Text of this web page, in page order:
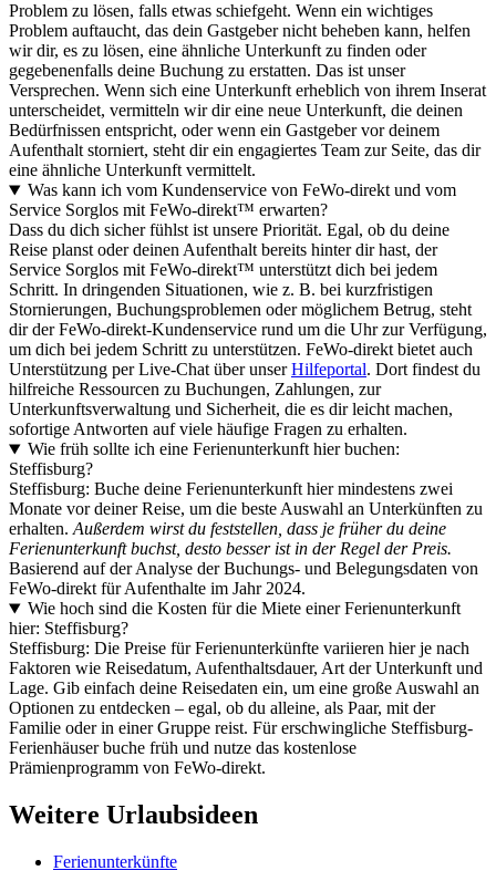
Problem zu lösen, falls etwas schiefgeht. Wenn ein wichtiges
Problem auftaucht, das dein Gastgeber nicht beheben kann, helfen
wir dir, es zu lösen, eine ähnliche Unterkunft zu finden oder
gegebenenfalls deine Buchung zu erstatten. Das ist unser
Versprechen. Wenn sich eine Unterkunft erheblich von ihrem Inserat
unterscheidet, vermitteln wir dir eine neue Unterkunft, die deinen
Bedürfnissen entspricht, oder wenn ein Gastgeber vor deinem
Aufenthalt storniert, steht dir ein engagiertes Team zur Seite, das dir
eine ähnliche Unterkunft vermittelt.
Was kann ich vom Kundenservice von FeWo-direkt und vom
Service Sorglos mit FeWo-direkt™ erwarten?
Dass du dich sicher fühlst ist unsere Priorität. Egal, ob du deine
Reise planst oder deinen Aufenthalt bereits hinter dir hast, der
Service Sorglos mit FeWo-direkt™ unterstützt dich bei jedem
Schritt. In dringenden Situationen, wie z. B. bei kurzfristigen
Stornierungen, Buchungsproblemen oder möglichem Betrug, steht
dir der FeWo-direkt-Kundenservice rund um die Uhr zur Verfügung,
um dich bei jedem Schritt zu unterstützen. FeWo-direkt bietet auch
Unterstützung per Live-Chat über unserHilfeportal. Dort findest du
hilfreiche Ressourcen zu Buchungen, Zahlungen, zur
Unterkunftsverwaltung und Sicherheit, die es dir leicht machen,
sofortige Antworten auf viele häufige Fragen zu erhalten.
Wie früh sollte ich eine Ferienunterkunft hier buchen:
Steffisburg?
Steffisburg: Buche deine Ferienunterkunft hier mindestens zwei
Monate vor deiner Reise, um die beste Auswahl an Unterkünften zu
erhalten. Außerdem wirst du feststellen, dass je früher du deine
Ferienunterkunft buchst, desto besser ist in der Regel der Preis.
Basierend auf der Analyse der Buchungs- und Belegungsdaten von
FeWo-direkt für Aufenthalte im Jahr 2024.
Wie hoch sind die Kosten für die Miete einer Ferienunterkunft
hier: Steffisburg?
Steffisburg: Die Preise für Ferienunterkünfte variieren hier je nach
Faktoren wie Reisedatum, Aufenthaltsdauer, Art der Unterkunft und
Lage. Gib einfach deine Reisedaten ein, um eine große Auswahl an
Optionen zu entdecken – egal, ob du alleine, als Paar, mit der
Familie oder in einer Gruppe reist. Für erschwingliche Steffisburg-
Ferienhäuser buche früh und nutze das kostenlose
Prämienprogramm von FeWo-direkt.
Weitere Urlaubsideen
Ferienunterkünfte